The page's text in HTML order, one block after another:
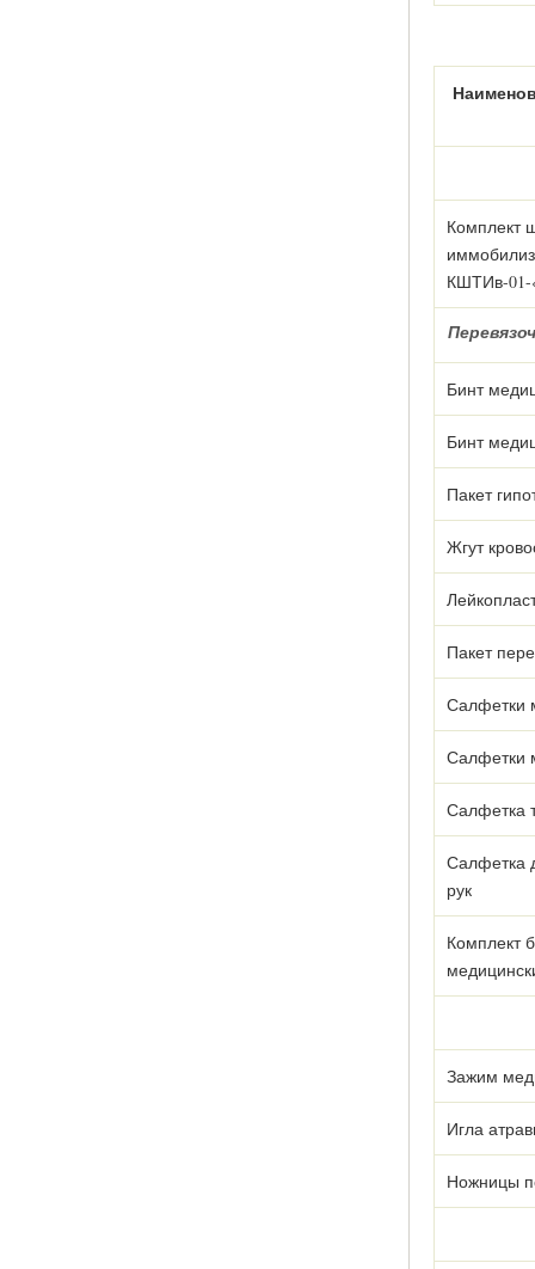
Комплект
КШТИв-01-
Бинт
Бинт
Пакет
Жгут
Пакет
Салфетки
Салфетки
Салфетка
Салфетка
рук
Комплект
Зажим
Игла
Ножницы